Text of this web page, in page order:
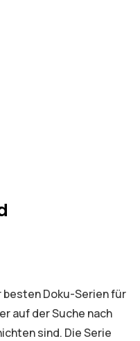
besten Doku-Serien für
auf der Suche nach
sind. Die Serie